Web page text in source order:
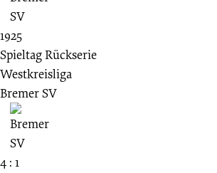
1925
Spieltag Rückserie
Westkreisliga
Bremer SV
4 : 1